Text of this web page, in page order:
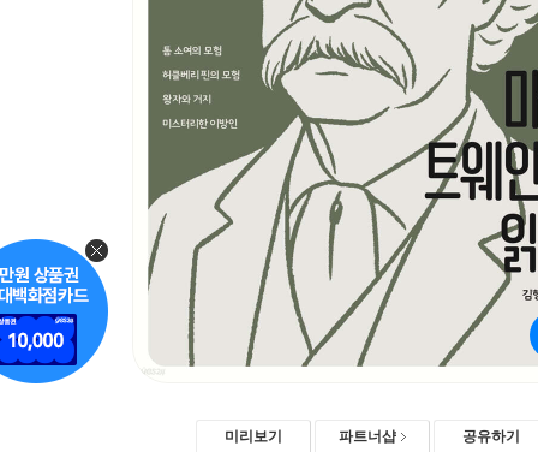
미리보기 파트너샵 공유하기